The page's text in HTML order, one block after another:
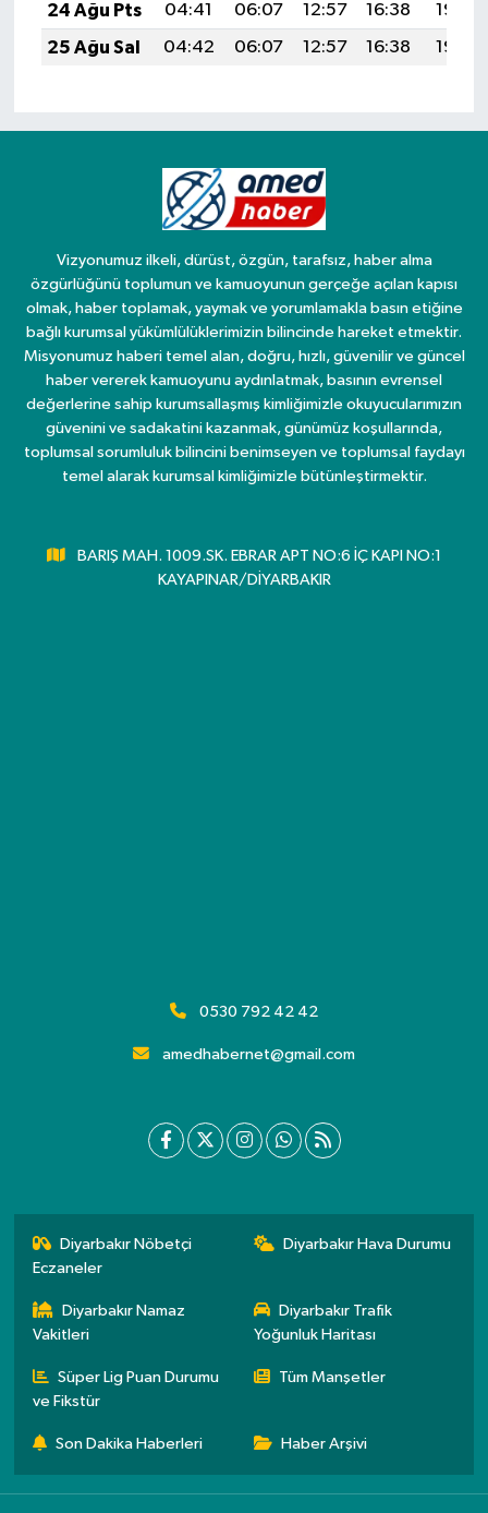
24 Ağu Pts
04:41 06:07 12:57 16:38
19:37
25 Ağu Sal
04:42 06:07 12:57 16:38 19:36
Vizyonumuz ilkeli, dürüst, özgün, tarafsız, haber alma
özgürlüğünü toplumun ve kamuoyunun gerçeğe açılan kapısı
olmak, haber toplamak, yaymak ve yorumlamakla basın etiğine
bağlı kurumsal yükümlülüklerimizin bilincinde hareket etmektir.
Misyonumuz haberi temel alan, doğru, hızlı, güvenilir ve güncel
haber vererek kamuoyunu aydınlatmak, basının evrensel
değerlerine sahip kurumsallaşmış kimliğimizle okuyucularımızın
güvenini ve sadakatini kazanmak, günümüz koşullarında,
toplumsal sorumluluk bilincini benimseyen ve toplumsal faydayı
temel alarak kurumsal kimliğimizle bütünleştirmektir.
BARIŞ MAH. 1009.SK. EBRAR APT NO:6 İÇ KAPI NO:1
KAYAPINAR/DİYARBAKIR
0530 792 42 42
amedhabernet@gmail.com
Diyarbakır Nöbetçi
Eczaneler
Diyarbakır Hava Durumu
Diyarbakır Namaz
Vakitleri
Diyarbakır Trafik
Yoğunluk Haritası
Süper Lig Puan Durumu
ve Fikstür
Tüm Manşetler
Son Dakika Haberleri Haber Arşivi